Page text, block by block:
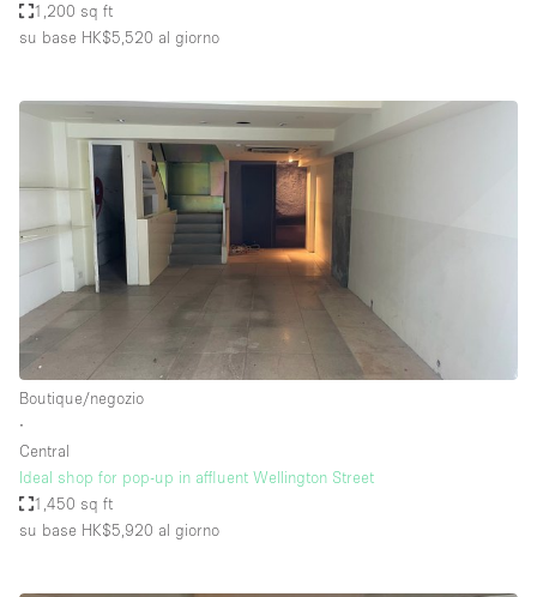
1,200 sq ft
su base HK$5,520 al giorno
Boutique/negozio
∙
Central
Ideal shop for pop-up in affluent Wellington Street
1,450 sq ft
su base HK$5,920 al giorno